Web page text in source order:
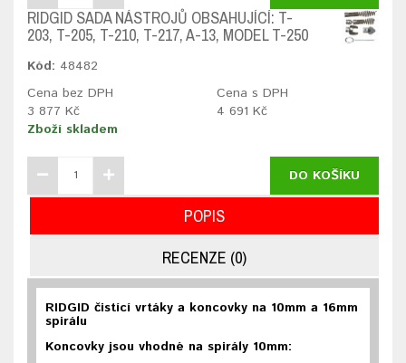
RIDGID SADA NÁSTROJŮ OBSAHUJÍCÍ: T-
203, T-205, T-210, T-217, A-13, MODEL T-250
Kód: 48482
Cena bez DPH
3 877 Kč
Cena s DPH
4 691 Kč
Zboží skladem
DO KOŠÍKU
POPIS
RECENZE (0)
RIDGID čistící vrtáky a koncovky na 10mm a 16mm
spirálu
Koncovky jsou vhodné na spirály 10mm: